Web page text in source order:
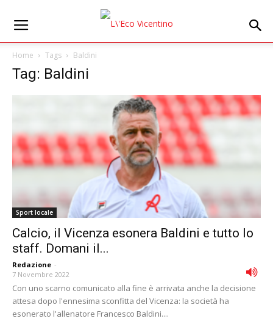
Home Tags Baldini
Tag: Baldini
Sport locale
Calcio, il Vicenza esonera Baldini e tutto lo
staff. Domani il...
Redazione -
7 Novembre 2022
Con uno scarno comunicato alla fine è arrivata anche la decisione
attesa dopo l'ennesima sconfitta del Vicenza: la società ha
esonerato l'allenatore Francesco Baldini....